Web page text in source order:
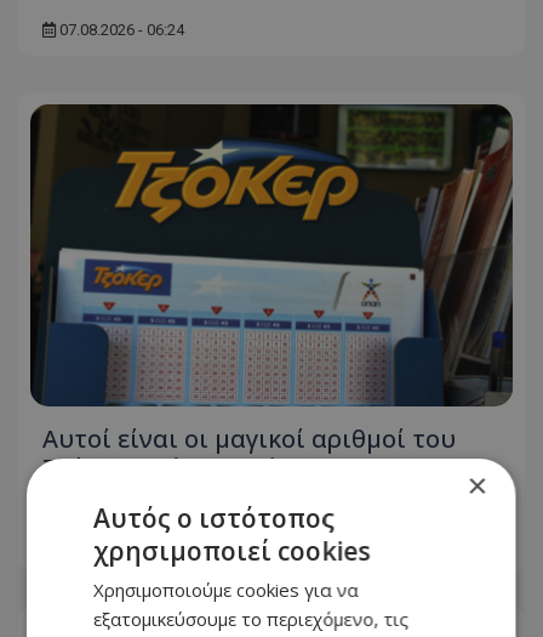
07.08.2026 - 06:24
Αυτοί είναι οι μαγικοί αριθμοί του
Τζόκερ - Μάθε αν κέρδισες 2.500.000
06.08.2026 - 22:02
×
Αυτός ο ιστότοπος
χρησιμοποιεί cookies
Χρησιμοποιούμε cookies για να
εξατομικεύσουμε το περιεχόμενο, τις